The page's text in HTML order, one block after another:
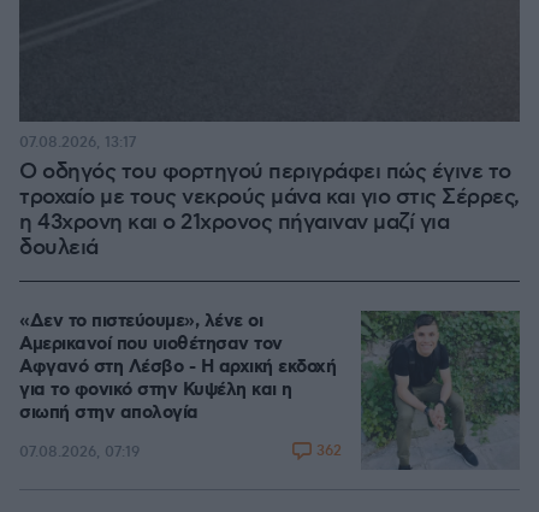
Ο οδηγός του φορτηγού περιγράφει πώς έγινε το
τροχαίο με τους νεκρούς μάνα και γιο στις Σέρρες,
η 43χρονη και ο 21χρονος πήγαιναν μαζί για
δουλειά
07.08.2026, 13:17
«Δεν το πιστεύουμε», λένε οι
Αμερικανοί που υιοθέτησαν τον
Αφγανό στη Λέσβο - Η αρχική εκδοχή
για το φονικό στην Κυψέλη και η
σιωπή στην απολογία
07.08.2026, 07:19 362